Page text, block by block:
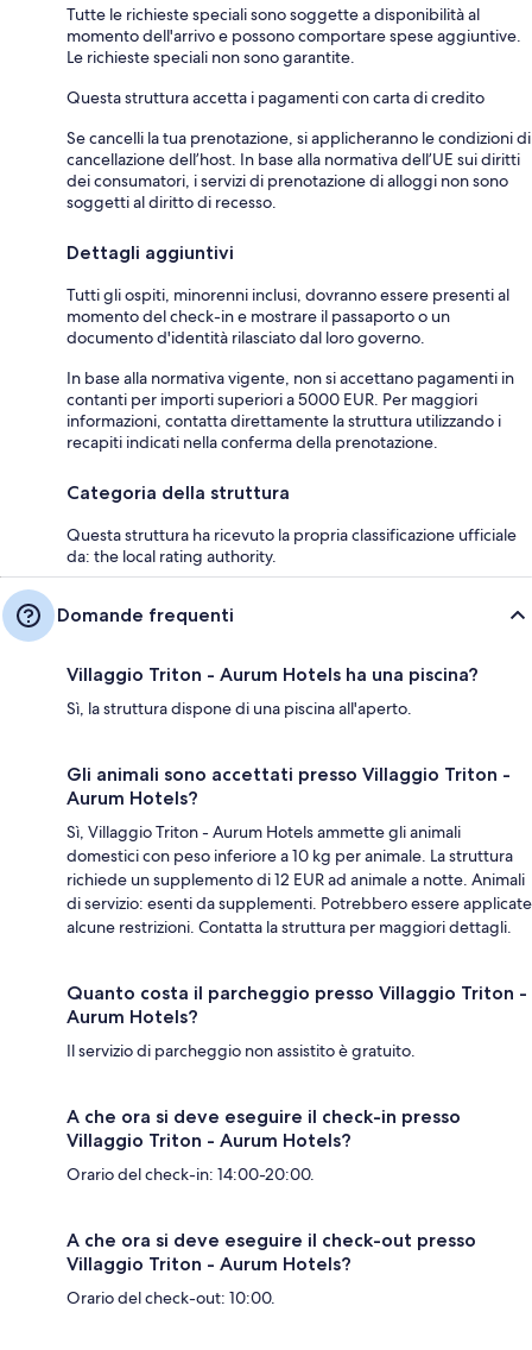
Tutte le richieste speciali sono soggette a disponibilità al
momento dell'arrivo e possono comportare spese aggiuntive.
Le richieste speciali non sono garantite.
Questa struttura accetta i pagamenti con carta di credito
Se cancelli la tua prenotazione, si applicheranno le condizioni di
cancellazione dell’host. In base alla normativa dell’UE sui diritti
dei consumatori, i servizi di prenotazione di alloggi non sono
soggetti al diritto di recesso.
Dettagli aggiuntivi
Tutti gli ospiti, minorenni inclusi, dovranno essere presenti al
momento del check-in e mostrare il passaporto o un
documento d'identità rilasciato dal loro governo.
In base alla normativa vigente, non si accettano pagamenti in
contanti per importi superiori a 5000 EUR. Per maggiori
informazioni, contatta direttamente la struttura utilizzando i
recapiti indicati nella conferma della prenotazione.
Categoria della struttura
Questa struttura ha ricevuto la propria classificazione ufficiale
da: the local rating authority.
Domande frequenti
Villaggio Triton - Aurum Hotels ha una piscina?
Sì, la struttura dispone di una piscina all'aperto.
Gli animali sono accettati presso Villaggio Triton -
Aurum Hotels?
Sì, Villaggio Triton - Aurum Hotels ammette gli animali
domestici con peso inferiore a 10 kg per animale. La struttura
richiede un supplemento di 12 EUR ad animale a notte. Animali
di servizio: esenti da supplementi. Potrebbero essere applicate
alcune restrizioni. Contatta la struttura per maggiori dettagli.
Quanto costa il parcheggio presso Villaggio Triton -
Aurum Hotels?
Il servizio di parcheggio non assistito è gratuito.
A che ora si deve eseguire il check-in presso
Villaggio Triton - Aurum Hotels?
Orario del check-in: 14:00-20:00.
A che ora si deve eseguire il check-out presso
Villaggio Triton - Aurum Hotels?
Orario del check-out: 10:00.